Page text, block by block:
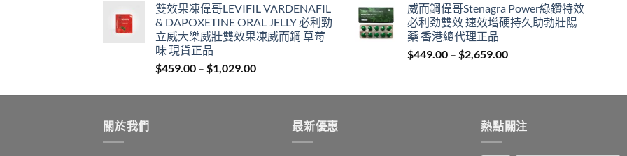
$619.00
through
$4,829.00
雙效果凍偉哥LEVIFIL VARDENAFIL
& DAPOXETINE ORAL JELLY 必利勁
立威大樂威壯雙效果凍威而鋼 草莓
味 現貨正品
$459.00 – $1,029.00Price
$459.00
$1,029.00
$429.00
through
威而鋼偉哥Stenagra Power綠鑽特效
必利劲雙效 速效增硬持久助勃壯陽
藥 香港總代理正品
$449.00 – $2,659.00Price
through
關於我們
最新優惠 熱點關注